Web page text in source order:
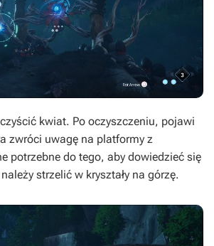
kwiat. Po oczyszczeniu, pojawi
zwróci uwagę na platformy z
potrzebne do tego, aby dowiedzieć się
strzelić w kryształy na górzę.